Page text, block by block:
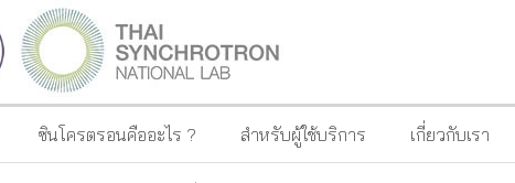
ซินโครตรอนคืออะไร ? สำหรับผู้ใช้บริการ เกี่ยวกับเรา